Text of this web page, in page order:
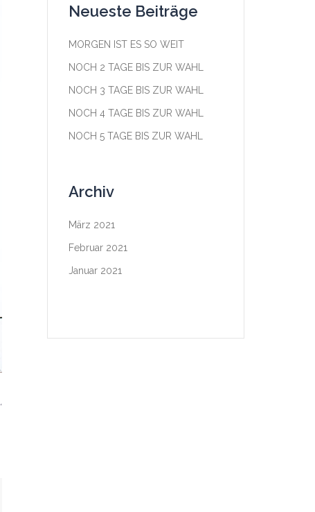
Neueste Beiträge
MORGEN IST ES SO WEIT
NOCH 2 TAGE BIS ZUR WAHL
NOCH 3 TAGE BIS ZUR WAHL
NOCH 4 TAGE BIS ZUR WAHL
NOCH 5 TAGE BIS ZUR WAHL
Archiv
März 2021
Februar 2021
Januar 2021